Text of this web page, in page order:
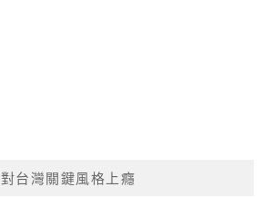
對台灣關鍵風格上癮